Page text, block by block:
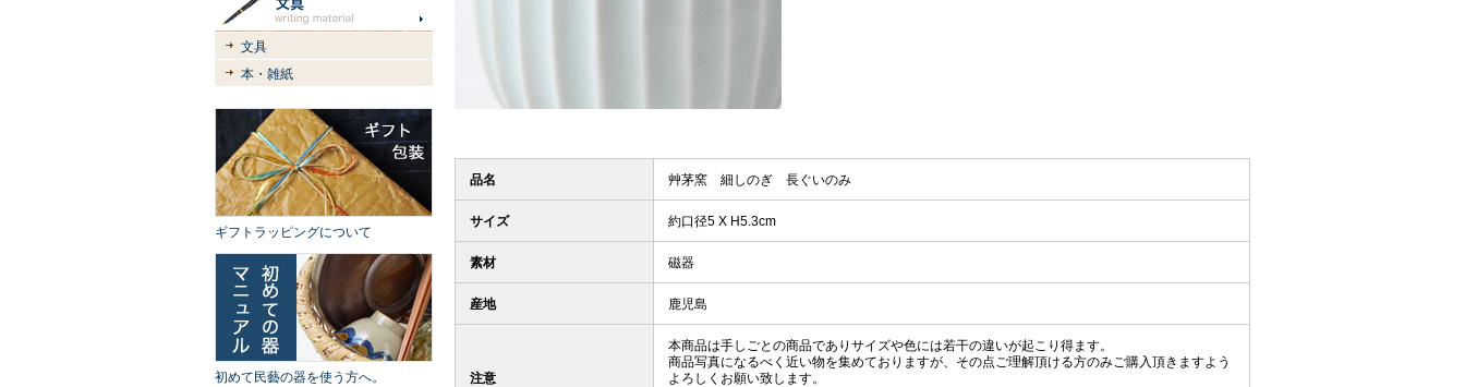
文具
本・雑紙
ギフトラッピングについて
初めて民藝の器を使う方へ。
品名 艸茅窯 細しのぎ 長ぐいのみ
サイズ 約口径5 X H5.3cm
素材 磁器
産地 鹿児島
注意
本商品は手しごとの商品でありサイズや色には若干の違いが起こり得ます。
商品写真になるべく近い物を集めておりますが、その点ご理解頂ける方のみご購入頂きますよう
よろしくお願い致します。